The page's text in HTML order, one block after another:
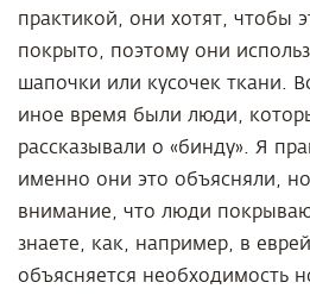
практикой, они хотят, чтобы
покрыто, поэтому они
шапочки или кусочек ткани.
иное время были люди,
рассказывали о «бинду». Я
именно они это объясняли,
внимание, что люди
знаете, как, например, в
объясняется необходимость